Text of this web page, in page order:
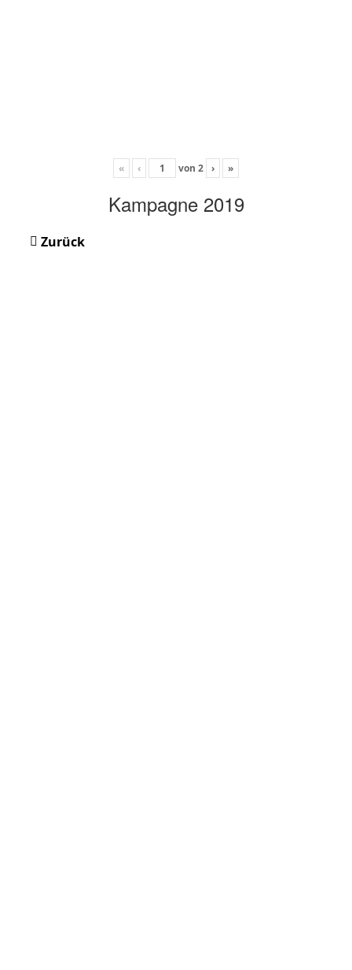
« ‹ von 2 › »
Kampagne 2019
Zurück